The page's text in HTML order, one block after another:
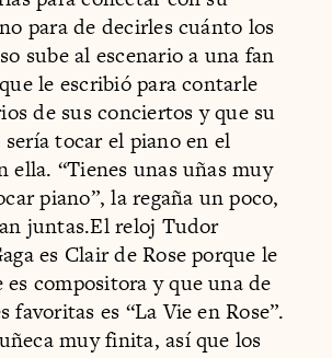
para de decirles cuánto los
sube al escenario a una fan
le escribió para contarle
de sus conciertos y que su
tocar el piano en el
ella. “Tienes unas uñas muy
piano”, la regaña un poco,
juntas.El reloj Tudor
es Clair de Rose porque le
es compositora y que una de
favoritas es “La Vie en Rose”.
muy finita, así que los